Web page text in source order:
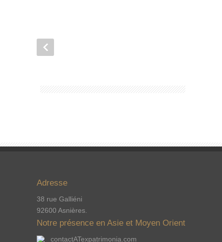
Adresse
38 rue Galliéni
92600 Asnières.
Notre présence en Asie et Moyen Orient
contactATexpatrimonia.com